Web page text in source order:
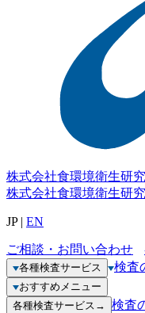
株式会社食環境衛生研
株式会社食環境衛生研
JP| EN
ご相談・お問い合わせ
各種検査サービス 検査
おすすめメニュー
各種検査サービス → 検査